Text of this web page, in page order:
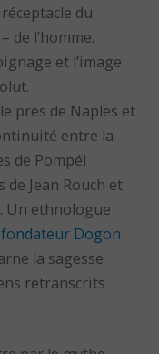
du
de l’homme.
et l’image
près de Naples et
entre la
de Pompéi
de Jean Rouch et
Un ethnologue
Dogon
la sagesse
retranscrits